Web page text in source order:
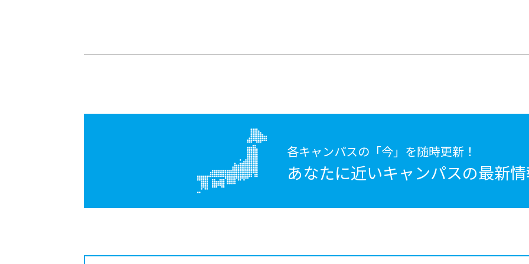
各キャンパスの「今」を随時更新！
あなたに近いキャンパスの最新